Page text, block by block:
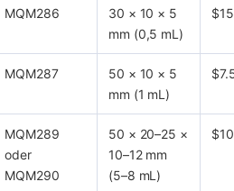
MQM286
30 × 10 × 5
mm (0,5 mL)
$15
MQM287
50 × 10 × 5
mm (1 mL)
MQM289
oder
MQM290
50 × 20–25 ×
10–12 mm
(5–8 mL)